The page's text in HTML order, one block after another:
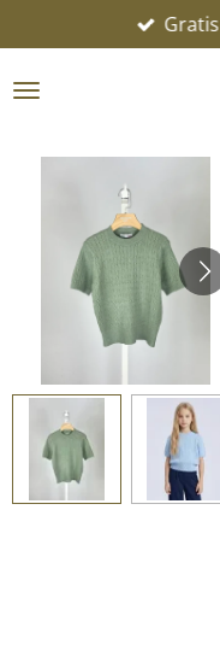
direct
naar